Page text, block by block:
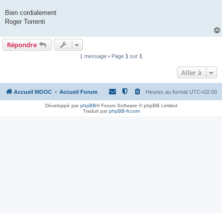
Bien cordialement
Roger Torrenti
Répondre
1 message • Page 1 sur 1
Aller à
Accueil MOOC Accueil Forum Heures au format UTC+02:00
Développé parphpBB® Forum Software © phpBB Limited
Traduit parphpBB-fr.com